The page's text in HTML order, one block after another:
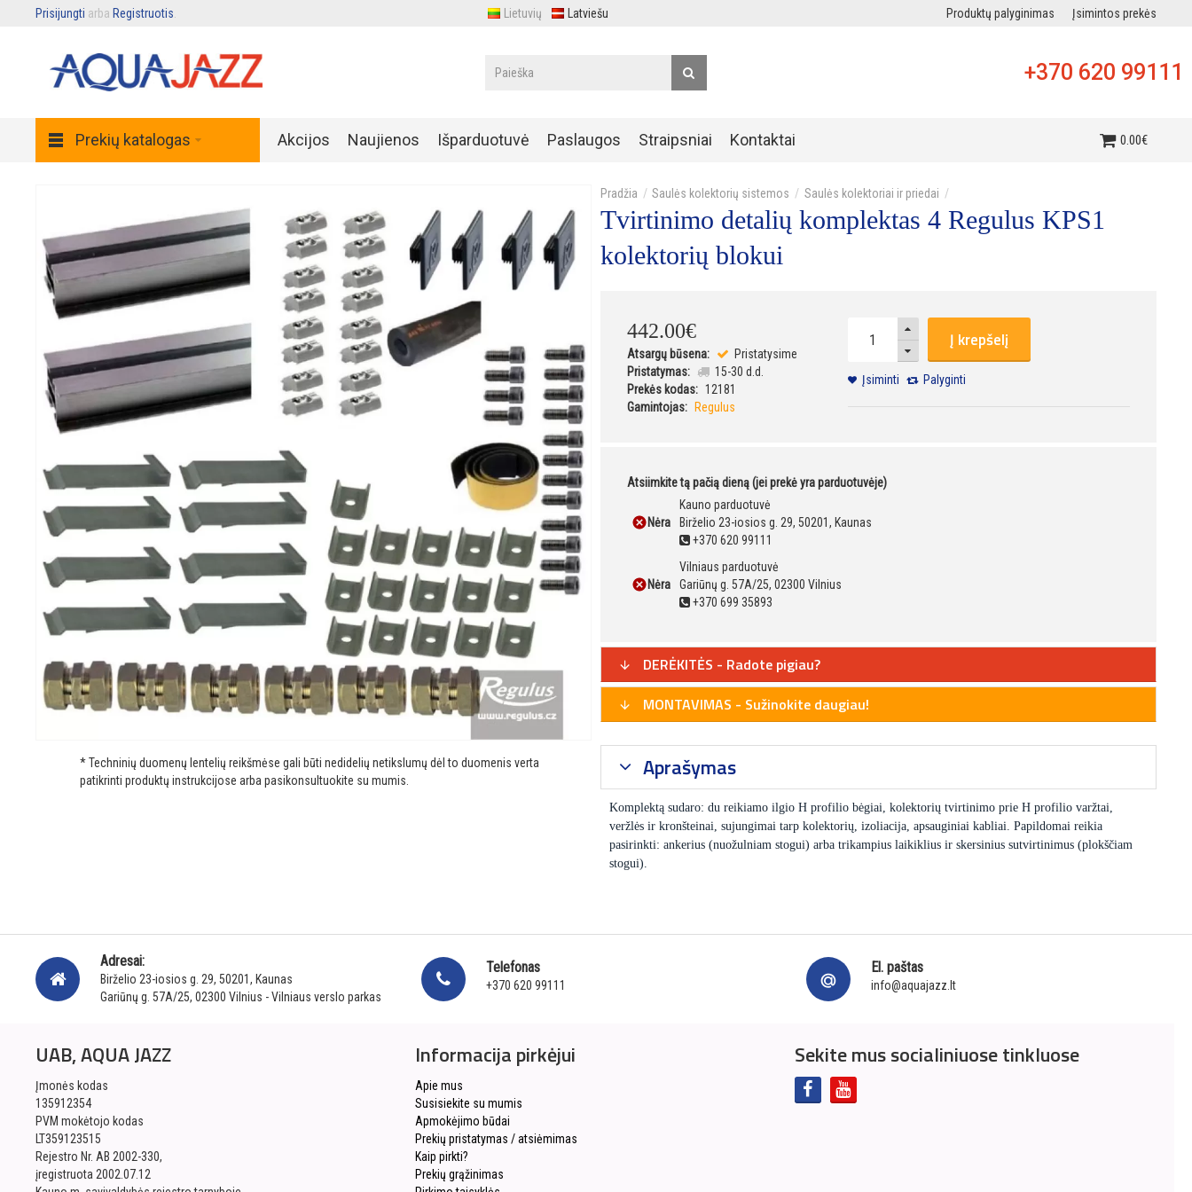
Prisijungti arba Registruotis Lietuvių Latviešu Produktų palyginimas Įsimintos prekės
+370 620 99111
Prekių katalogas Akcijos Naujienos Išparduotuvė Paslaugos Straipsniai Kontaktai 0.00€
Saulės kolektorių sistemos Saulės kolektoriai ir priedai
Tvirtinimo detalių komplektas 4 Regulus KPS1
kolektorių blokui
442.00€
Atsargų būsena:
Pristatysime
Pristatymas:
15-30 d.d.
Prekės kodas: 12181
Gamintojas:
Regulus
Į krepšelį
Įsiminti Palyginti
Atsiimkite tą pačią dieną (jei prekė yra parduotuvėje)
Nėra
Kauno parduotuvė
Birželio 23-iosios g. 29, 50201, Kaunas
+370 620 99111
Nėra
Vilniaus parduotuvė
Gariūnų g. 57A/25, 02300 Vilnius
+370 699 35893
DERĖKITĖS - Radote pigiau?
MONTAVIMAS - Sužinokite daugiau!
* Techninių duomenų lentelių reikšmėse gali būti nedidelių netikslumų dėl to duomenis verta
patikrinti produktų instrukcijose arba pasikonsultuokite su mumis.
Aprašymas
Komplektą sudaro: du reikiamo ilgio H profilio bėgiai, kolektorių tvirtinimo prie H profilio varžtai,
veržlės ir kronšteinai, sujungimai tarp kolektorių, izoliacija, apsauginiai kabliai. Papildomai reikia
pasirinkti: ankerius (nuožulniam stogui) arba trikampius laikiklius ir skersinius sutvirtinimus (plokščiam
stogui).
Adresai:
Birželio 23-iosios g. 29, 50201, Kaunas
Gariūnų g. 57A/25, 02300 Vilnius - Vilniaus verslo parkas
Telefonas
+370 620 99111
El. paštas
info@aquajazz.lt
UAB, AQUA JAZZ
Įmonės kodas
135912354
PVM mokėtojo kodas
LT359123515
Rejestro Nr. AB 2002-330,
įregistruota 2002.07.12
Informacija pirkėjui
Apie mus
Susisiekite su mumis
Apmokėjimo būdai
Prekių pristatymas / atsiėmimas
Kaip pirkti?
Prekių grąžinimas
Sekite mus socialiniuose tinkluose